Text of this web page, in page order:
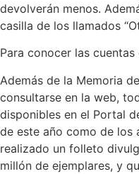
devolverán menos.
casilla de los llamados
Para conocer las cuentas
Además de la Memoria
consultarse en la web,
disponibles en el Portal
de este año como de los
realizado un folleto
millón de ejemplares, y